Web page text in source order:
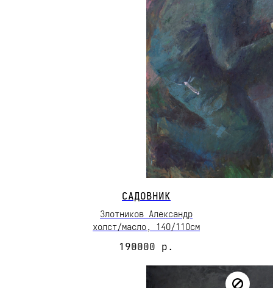
САДОВНИК
Злотников Александр
холст/масло, 14О/11Осм
190000 р.